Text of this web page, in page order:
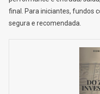
final. Para iniciantes, fundos
segura e recomendada.